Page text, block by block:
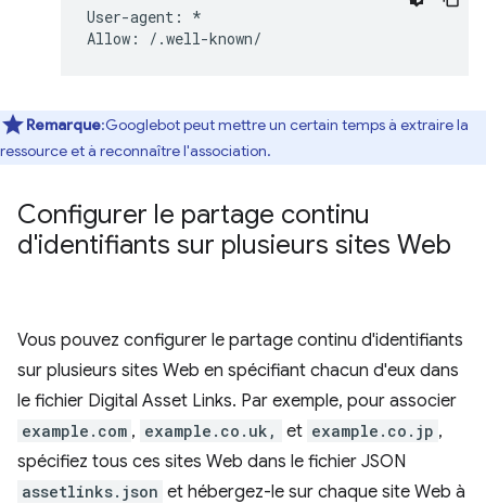
User-agent: *
Remarque:Googlebot peut mettre un certain temps à extraire la
ressource et à reconnaître l'association.
Configurer le partage continu
d'identifiants sur plusieurs sites Web
Vous pouvez configurer le partage continu d'identifiants
sur plusieurs sites Web en spécifiant chacun d'eux dans
le fichier Digital Asset Links. Par exemple, pour associer
example.com , example.co.uk, et example.co.jp ,
spécifiez tous ces sites Web dans le fichier JSON
assetlinks.json et hébergez-le sur chaque site Web à